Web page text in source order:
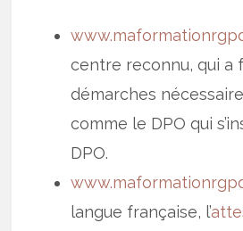
centre reconnu, qui a
démarches
comme le DPO qui
DPO.
langue française, l’